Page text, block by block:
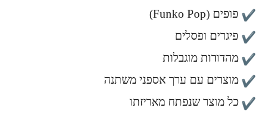
פופים (Funko Pop)
פיגרים ופסלים
מהדורות מוגבלות
מוצרים עם ערך אספני משתנה
כל מוצר שנפתח מאריזתו